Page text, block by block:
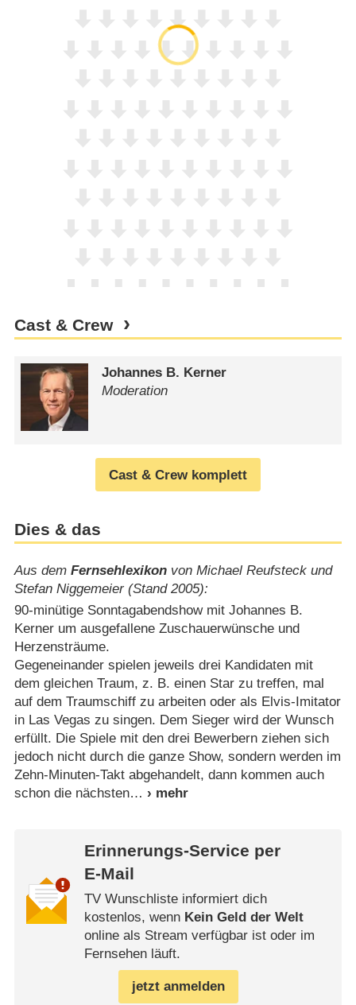
Cast & Crew
Johannes B. Kerner
Moderation
Cast & Crew komplett
Dies & das
Aus dem Fernsehlexikonvon Michael Reufsteck und
Stefan Niggemeier (Stand 2005):
90-minütige Sonntagabendshow mit Johannes B.
Kerner um ausgefallene Zuschauerwünsche und
Herzensträume.
Gegeneinander spielen jeweils drei Kandidaten mit
dem gleichen Traum, z. B. einen Star zu treffen, mal
auf dem Traumschiff zu arbeiten oder als Elvis-Imitator
in Las Vegas zu singen. Dem Sieger wird der Wunsch
erfüllt. Die Spiele mit den drei Bewerbern ziehen sich
jedoch nicht durch die ganze Show, sondern werden im
Zehn-Minuten-Takt abgehandelt, dann kommen auch
schon die nächsten
Erinnerungs-Service per
E-Mail
TV Wunschliste informiert dich
kostenlos, wenn Kein Geld der Welt
online als Stream verfügbar ist oder im
Fernsehen läuft.
jetzt anmelden